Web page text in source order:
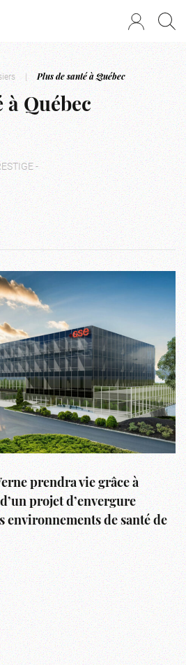
| Plus de santé à Québec
à Québec
-
prendra vie grâce à
projet d’envergure
environnements de santé de